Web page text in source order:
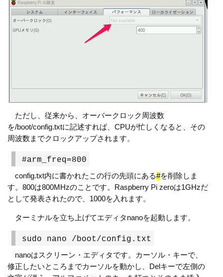
ただし、従来から、オーバークロック周波数
を/boot/config.txtに記述すれば、CPUが忙しくなると、その
周波数までクロックアップされます。
#arm_freq=800
config.txt内に書かれたこの行の先頭にある#を削除しま
す。800は800MHzのことです。Raspberry Pi zeroは1GHzだ
として発表されたので、1000を入れます。
ターミナルを立ち上げてエディタnanoを起動します。
sudo nano /boot/config.txt
nanoはスクリーン・エディタです。カーソル・キーで、
修正したいところまでカーソルを動かし、Delキーで左側の